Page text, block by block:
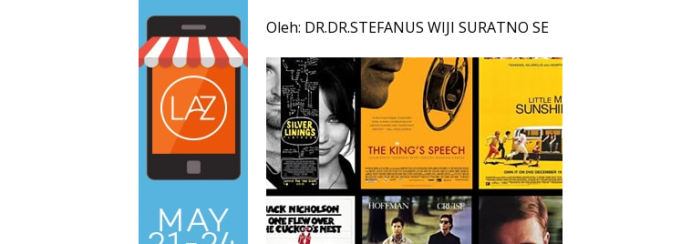
Oleh: DR.DR.STEFANUS WIJI SURATNO SE